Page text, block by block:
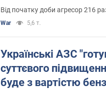
Від початку доби агресор 216
War 5,6 т.
Українські АЗС
суттєвого
буде з вартістю